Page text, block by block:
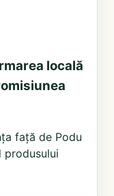
locală
față de Podu
produsului